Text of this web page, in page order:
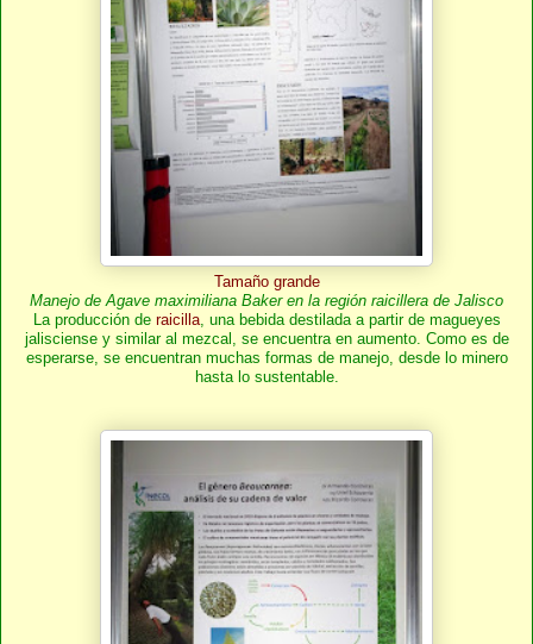
Tamaño grande
Manejo de Agave maximiliana Baker en la región raicillera de Jalisco
La producción de raicilla, una bebida destilada a partir de magueyes
jalisciense y similar al mezcal, se encuentra en aumento. Como es de
esperarse, se encuentran muchas formas de manejo, desde lo minero
hasta lo sustentable.